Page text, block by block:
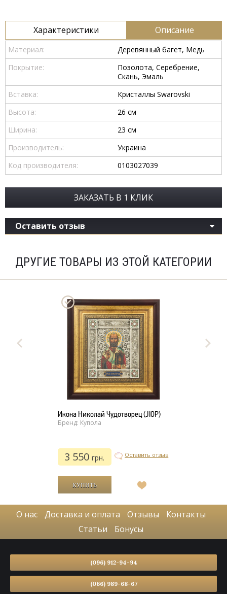
Характеристики Описание
Материал:
Деревянный багет, Медь
Покрытие:
Позолота, Серебрение,
Скань, Эмаль
Вставка:
Кристаллы Swarovski
Высота:
26 см
Ширина:
23 см
Производитель:
Украина
Код производителя:
0103027039
ЗАКАЗАТЬ В 1 КЛИК
Оставить отзыв
ДРУГИЕ ТОВАРЫ ИЗ ЭТОЙ КАТЕГОРИИ
Икона Николай Чудотворец (JIOP)
Бренд: Купола
3 550грн. Оставить отзыв
желаний
О нас Доставка и оплата Отзывы
Контакты
Статьи
Бонусы
(096) 912-94-94
(066) 989-68-67